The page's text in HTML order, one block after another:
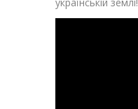
українській землі!